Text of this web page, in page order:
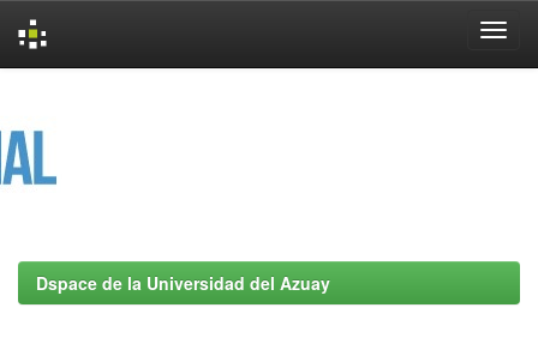
Dspace de la Universidad del Azuay